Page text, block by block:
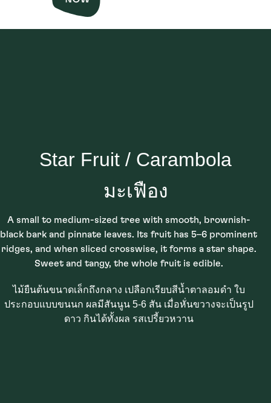
Star Fruit / Carambola
มะเฟือง
A small to medium-sized tree with smooth, brownish-
black bark and pinnate leaves. Its fruit has 5–6 prominent
ridges, and when sliced crosswise, it forms a star shape.
Sweet and tangy, the whole fruit is edible.
ไม้ยืนต้นขนาดเล็กถึงกลาง เปลือกเรียบสีน้ำตาลอมดำ ใบ
ประกอบแบบขนนก ผลมีสันนูน 5-6 สัน เมื่อหั่นขวางจะเป็นรูป
ดาว กินได้ทั้งผล รสเปรี้ยวหวาน